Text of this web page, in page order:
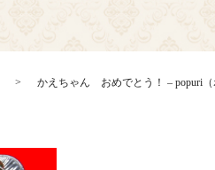
かえちゃん おめでとう！ – popuri（